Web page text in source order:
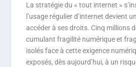
La stratégie du « tout internet »
l’usage régulier d’internet devient
accéder à ses droits. Cinq millions
cumulant fragilité numérique et
isolés face à cette exigence
exposés, dès aujourd’hui, à un